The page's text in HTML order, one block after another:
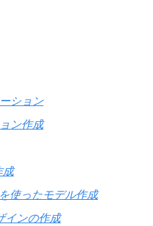
ション
ン作成
成
使ったモデル作成
インの作成